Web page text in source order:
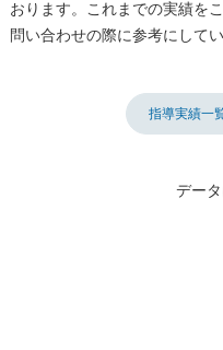
おります。これまでの実績を
問い合わせの際に参考にして
指導実績一
デー